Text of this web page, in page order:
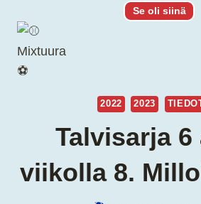
sisältöön
Se oli siinä
2022 2023
Talvisarja 6
viikolla 8.